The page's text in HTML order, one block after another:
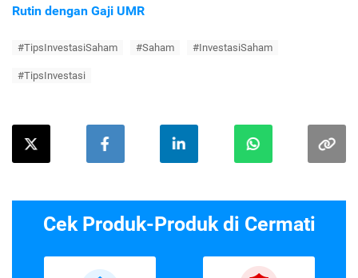
Rutin dengan Gaji UMR
#TipsInvestasiSaham #Saham #InvestasiSaham
#TipsInvestasi
Cek Produk-Produk di Cermati